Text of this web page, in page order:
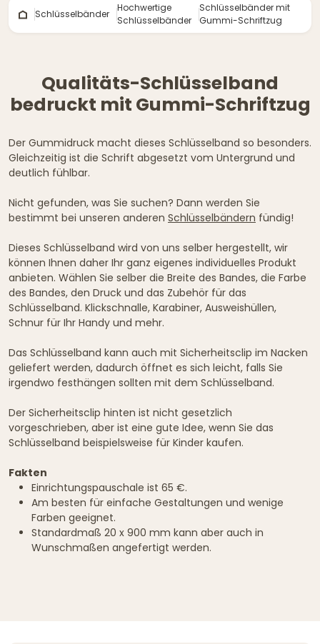
Schlüsselbänder
Hochwertige
Schlüsselbänder
Schlüsselbänder mit
Gummi-Schriftzug
Qualitäts-Schlüsselband
bedruckt mit Gummi-Schriftzug
Der Gummidruck macht dieses Schlüsselband so besonders.
Gleichzeitig ist die Schrift abgesetzt vom Untergrund und
deutlich fühlbar.
Nicht gefunden, was Sie suchen? Dann werden Sie
bestimmt bei unseren anderen Schlüsselbändern fündig!
Dieses Schlüsselband wird von uns selber hergestellt, wir
können Ihnen daher Ihr ganz eigenes individuelles Produkt
anbieten. Wählen Sie selber die Breite des Bandes, die Farbe
des Bandes, den Druck und das Zubehör für das
Schlüsselband. Klickschnalle, Karabiner, Ausweishüllen,
Schnur für Ihr Handy und mehr.
Das Schlüsselband kann auch mit Sicherheitsclip im Nacken
geliefert werden, dadurch öffnet es sich leicht, falls Sie
irgendwo festhängen sollten mit dem Schlüsselband.
Der Sicherheitsclip hinten ist nicht gesetzlich
vorgeschrieben, aber ist eine gute Idee, wenn Sie das
Schlüsselband beispielsweise für Kinder kaufen.
Fakten
Einrichtungspauschale ist 65 €.
Am besten für einfache Gestaltungen und wenige
Farben geeignet.
Standardmaß 20 x 900 mm kann aber auch in
Wunschmaßen angefertigt werden.